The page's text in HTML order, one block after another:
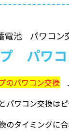
電池 パワコン
プ パワ
のパワコン交換
パワコン交換は
のタイミングに